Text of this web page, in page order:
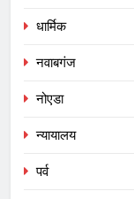
धार्मिक
नवाबगंज
नोएडा
न्यायालय
पर्व